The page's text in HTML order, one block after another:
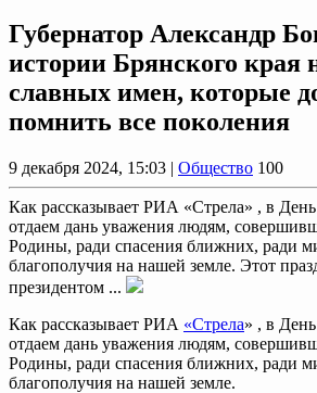
Губернатор Александр
истории Брянского края
славных имен, которые
помнить все поколения
9 декабря 2024, 15:03 | Общество 100
Как рассказывает РИА «Стрела» , в
отдаем дань уважения людям,
Родины, ради спасения ближних, ради
благополучия на нашей земле. Этот
президентом ...
Как рассказывает РИА «Стрела» , в
отдаем дань уважения людям,
Родины, ради спасения ближних, ради
благополучия на нашей земле.